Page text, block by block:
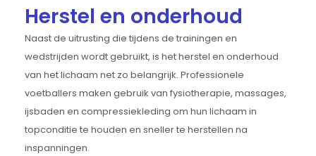
Herstel en onderhoud
Naast de uitrusting die tijdens de trainingen en
wedstrijden wordt gebruikt, is het herstel en onderhoud
van het lichaam net zo belangrijk. Professionele
voetballers maken gebruik van fysiotherapie, massages,
ijsbaden en compressiekleding om hun lichaam in
topconditie te houden en sneller te herstellen na
inspanningen.